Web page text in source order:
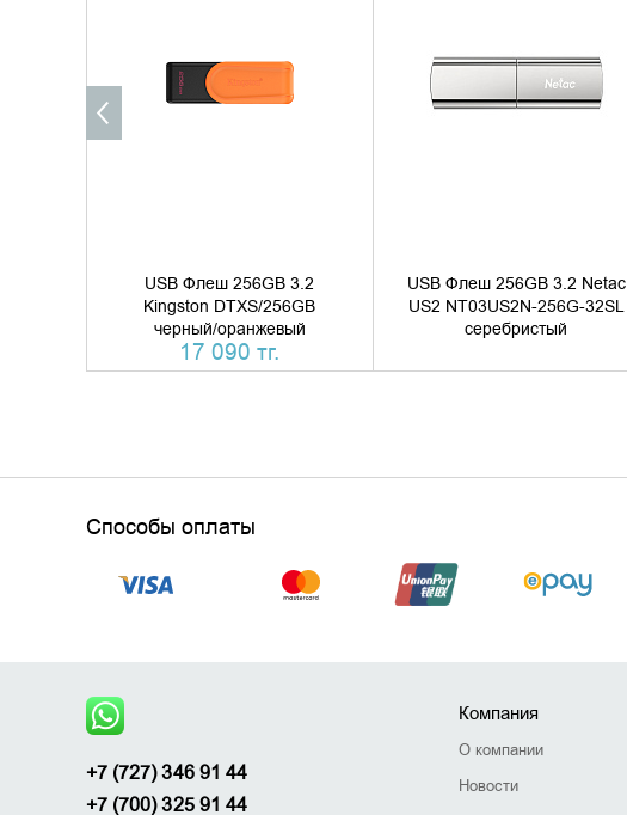
USB Флеш 256GB 3.2
Kingston DTXS/256GB
черный/оранжевый
17 090 тг.
КУПИТЬ В 1 КЛИК
USB Флеш 256GB 3.2 Netac
US2 NT03US2N-256G-32SL
серебристый
Способы оплаты
+7 (727) 346 91 44
+7 (700) 325 91 44
Компания
О компании
Новости